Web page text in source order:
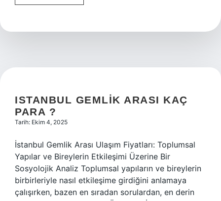
gelişim
mi
ISTANBUL GEMLIK ARASI KAÇ
PARA ?
Tarih: Ekim 4, 2025
İstanbul Gemlik Arası Ulaşım Fiyatları: Toplumsal
Yapılar ve Bireylerin Etkileşimi Üzerine Bir
Sosyolojik Analiz Toplumsal yapıların ve bireylerin
birbirleriyle nasıl etkileşime girdiğini anlamaya
çalışırken, bazen en sıradan sorulardan, en derin